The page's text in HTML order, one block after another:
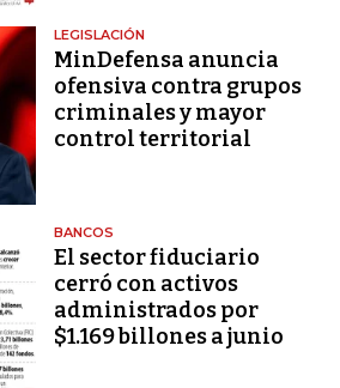
LEGISLACIÓN
MinDefensa anuncia
ofensiva contra grupos
criminales y mayor
control territorial
BANCOS
El sector fiduciario
cerró con activos
administrados por
$1.169 billones a junio